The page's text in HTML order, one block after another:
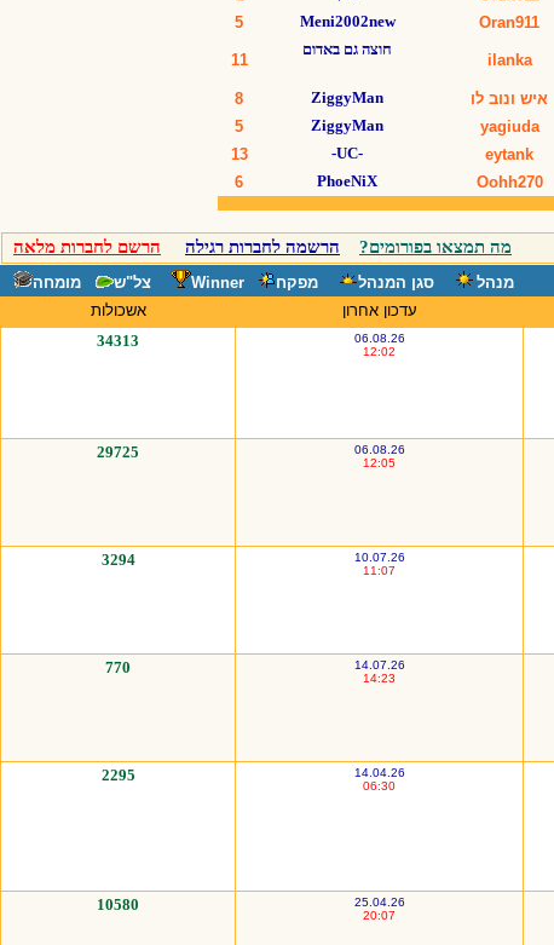
מה תמצאו בפורומים? הרשמה לחברות רגילה הרשם לחברות מלאה
מנהל סגן המנהל מפקח Winner צל"ש
מומחה
עדכון אחרון אשכולות
06.08.26
12:02
34313
06.08.26
12:05
29725
10.07.26
11:07
3294
14.07.26
14:23
770
14.04.26
06:30
2295
25.04.26
20:07
10580